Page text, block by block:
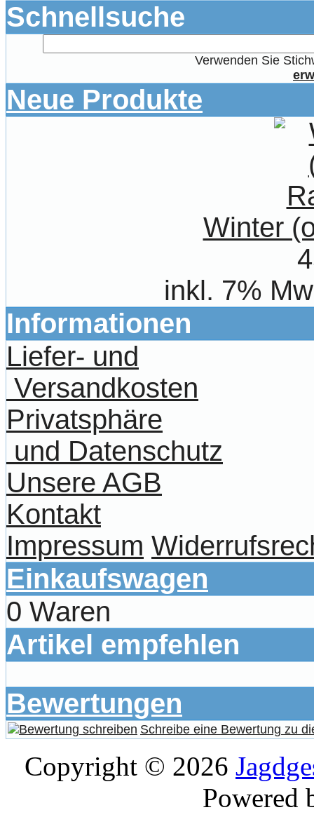
Schnellsuche
Verwenden Sie
Neue Produkte
Winter
inkl. 7%
Informationen
Liefer- und
Versandkosten
Privatsphäre
und Datenschutz
Unsere AGB
Kontakt
Impressum
Einkaufswagen
0 Waren
Artikel empfehlen
Bewertungen
Schreibe eine Bewertung zu
Copyright © 2026
Powered